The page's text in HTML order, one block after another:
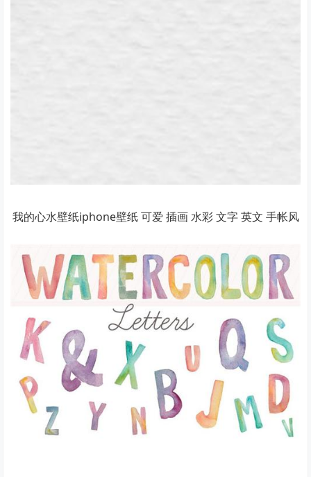
我的心水壁纸iphone壁纸 可爱 插画 水彩 文字 英文 手帐风